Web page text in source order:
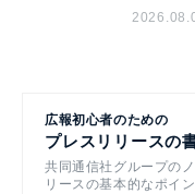
広報初心者のための
プレスリリースの
共同通信社グループの
リースの基本的なポイ